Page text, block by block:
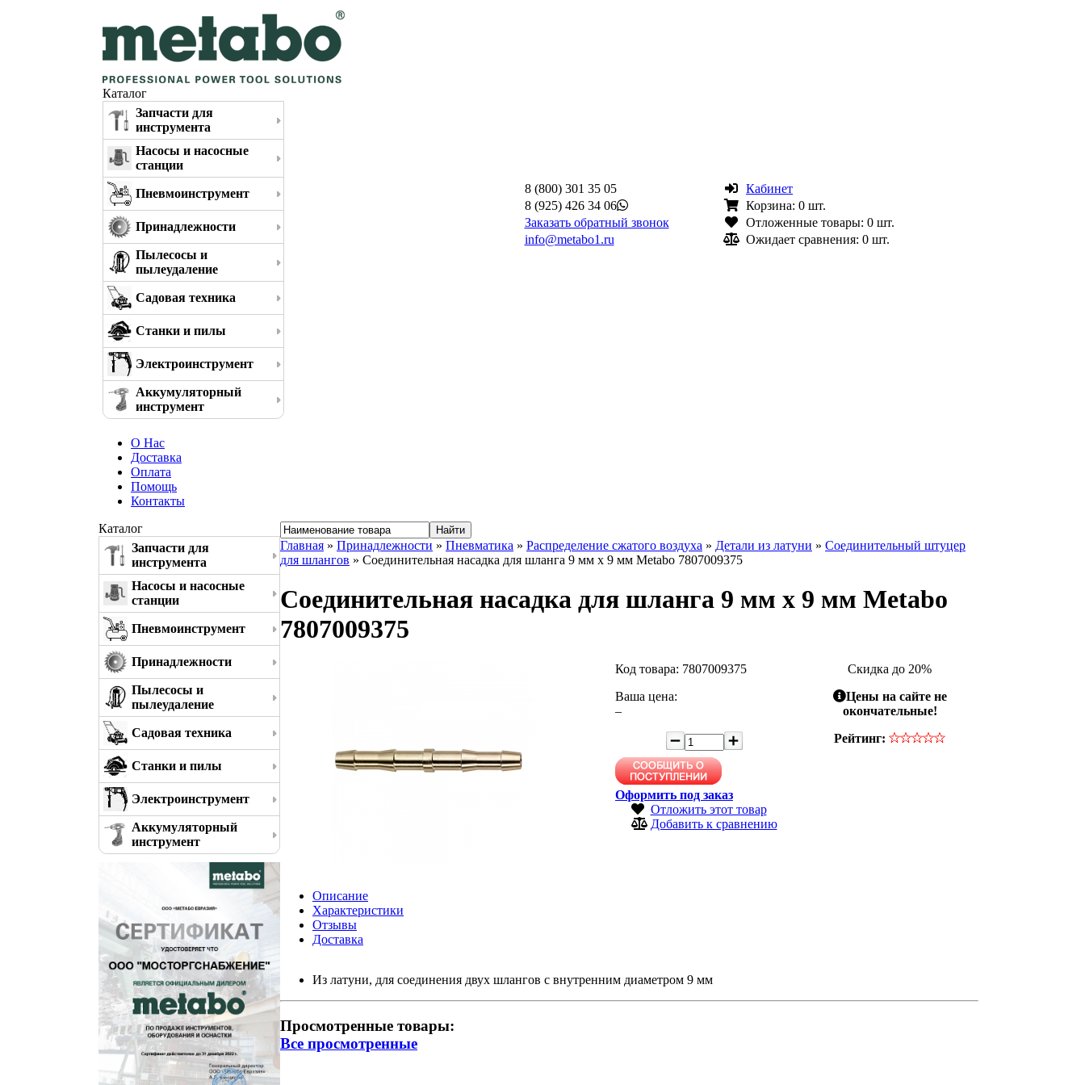
Каталог
Запчасти для
инструмента
Насосы и насосные
станции
Пневмоинструмент
Принадлежности
Пылесосы и
пылеудаление
Садовая техника
Станки и пилы
Электроинструмент
Аккумуляторный
инструмент
8 (800) 301 35 05
8 (925) 426 34 06
Заказать обратный звонок
info@metabo1.ru
Кабинет
Корзина: 0 шт.
Отложенные товары: 0 шт.
Ожидает сравнения: 0 шт.
О Нас
Доставка
Оплата
Помощь
Контакты
Каталог
Запчасти для
инструмента
Насосы и насосные
станции
Пневмоинструмент
Принадлежности
Пылесосы и
пылеудаление
Садовая техника
Станки и пилы
Электроинструмент
Аккумуляторный
инструмент
Главная » Принадлежности » Пневматика » Распределение сжатого воздуха » Детали из латуни » Соединительный штуцер
для шлангов » Соединительная насадка для шланга 9 мм x 9 мм Metabo 7807009375
Соединительная насадка для шланга 9 мм x 9 мм Metabo
7807009375
Код товара: 7807009375
Ваша цена:
–
Оформить под заказ
Отложить этот товар
Добавить к сравнению
Скидка до 20%
Цены на сайте не
окончательные!
Рейтинг:
Описание
Характеристики
Отзывы
Доставка
Из латуни, для соединения двух шлангов с внутренним диаметром 9 мм
Просмотренные товары:
Все просмотренные